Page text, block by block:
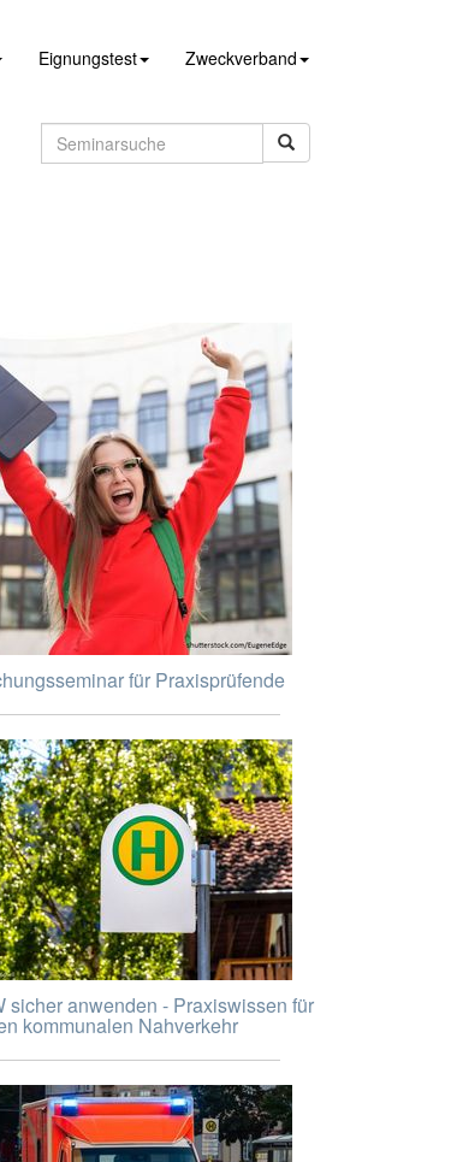
Eignungstest Zweckverband
für Praxisprüfende
sicher anwenden - Praxiswissen für
kommunalen Nahverkehr